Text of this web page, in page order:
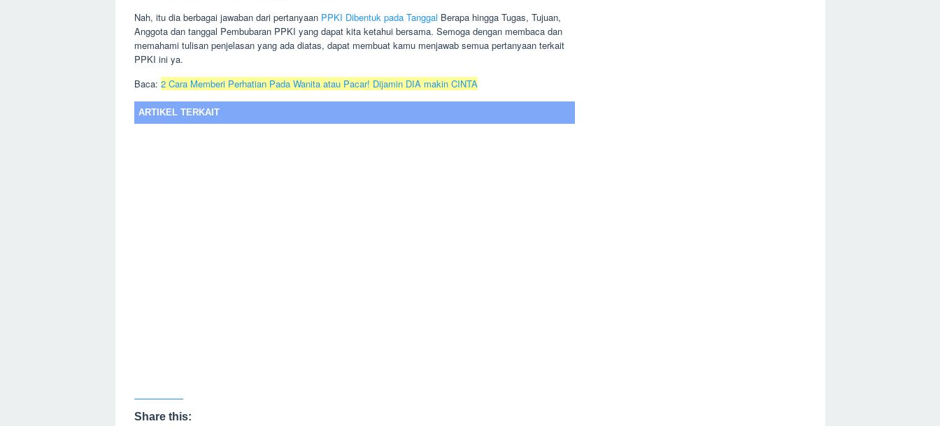
Nah, itu dia berbagai jawaban dari pertanyaan PPKI Dibentuk pada Tanggal Berapa hingga Tugas, Tujuan,
Anggota dan tanggal Pembubaran PPKI yang dapat kita ketahui bersama. Semoga dengan membaca dan
memahami tulisan penjelasan yang ada diatas, dapat membuat kamu menjawab semua pertanyaan terkait
PPKI ini ya.
Baca: 2 Cara Memberi Perhatian Pada Wanita atau Pacar! Dijamin DIA makin CINTA
ARTIKEL TERKAIT
Share this: